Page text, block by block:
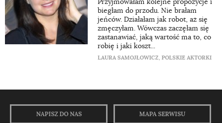
biegłam do przodu. Nie brałam
jeńców. Działałam jak robot, aż się
zmęczyłam. Wówczas zaczęłam się
zastanawiać, jaką wartość ma to, co
robię i jaki koszt...
LAURA SAMOJŁOWICZ, POLSKIE AKTORKI
NAPISZ DO NAS MAPA SERWISU